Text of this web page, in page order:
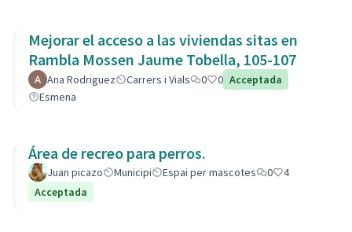
Mejorar el acceso a las viviendas sitas en
Rambla Mossen Jaume Tobella, 105-107
Ana Rodriguez Carrers i Vials 0 0 Acceptada
Esmena
Área de recreo para perros.
Juan picazo Municipi Espai per mascotes 0
4
Acceptada